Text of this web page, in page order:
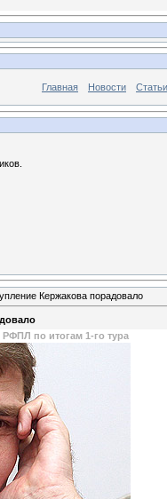
Главная Новости Статьи
Кержакова порадовало
по итогам 1-го тура